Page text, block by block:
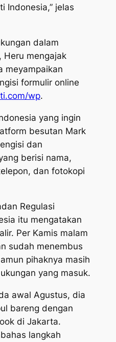
Indonesia,” jelas
dalam
Heru mengajak
meyampaikan
formulir online
wp.
yang ingin
besutan Mark
dan
berisi nama,
dan fotokopi
Regulasi
itu mengatakan
Per Kamis malam
sudah menembus
pihaknya masih
yang masuk.
awal Agustus, dia
bareng dengan
di Jakarta.
langkah